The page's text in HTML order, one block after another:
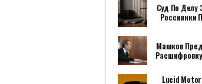
Суд По Делу
Россиянки
Машков
Lucid